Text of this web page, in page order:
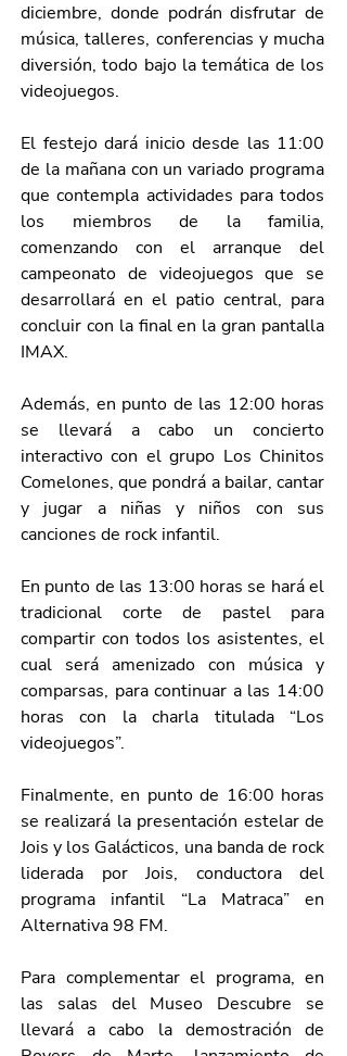
diciembre, donde podrán disfrutar de
música, talleres, conferencias y mucha
diversión, todo bajo la temática de los
videojuegos.
El festejo dará inicio desde las 11:00
de la mañana con un variado programa
que contempla actividades para todos
los miembros de la familia,
comenzando con el arranque del
campeonato de videojuegos que se
desarrollará en el patio central, para
concluir con la final en la gran pantalla
IMAX.
Además, en punto de las 12:00 horas
se llevará a cabo un concierto
interactivo con el grupo Los Chinitos
Comelones, que pondrá a bailar, cantar
y jugar a niñas y niños con sus
canciones de rock infantil.
En punto de las 13:00 horas se hará el
tradicional corte de pastel para
compartir con todos los asistentes, el
cual será amenizado con música y
comparsas, para continuar a las 14:00
horas con la charla titulada “Los
videojuegos”.
Finalmente, en punto de 16:00 horas
se realizará la presentación estelar de
Jois y los Galácticos, una banda de rock
liderada por Jois, conductora del
programa infantil “La Matraca” en
Alternativa 98 FM.
Para complementar el programa, en
las salas del Museo Descubre se
llevará a cabo la demostración de